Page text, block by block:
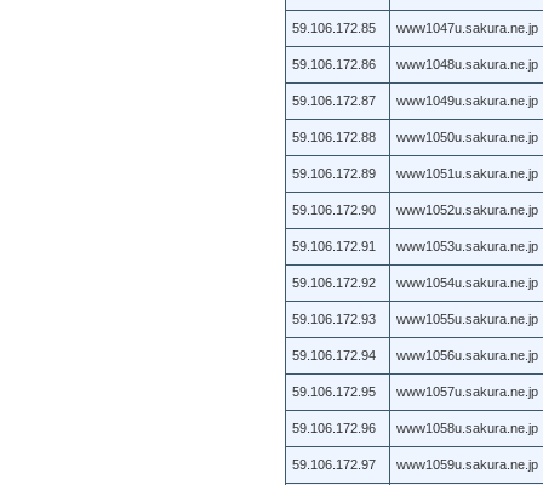
59.106.172.85 www1047u.sakura.ne.jp
59.106.172.86 www1048u.sakura.ne.jp
59.106.172.87 www1049u.sakura.ne.jp
59.106.172.88 www1050u.sakura.ne.jp
59.106.172.89 www1051u.sakura.ne.jp
59.106.172.90 www1052u.sakura.ne.jp
59.106.172.91 www1053u.sakura.ne.jp
59.106.172.92 www1054u.sakura.ne.jp
59.106.172.93 www1055u.sakura.ne.jp
59.106.172.94 www1056u.sakura.ne.jp
59.106.172.95 www1057u.sakura.ne.jp
59.106.172.96 www1058u.sakura.ne.jp
59.106.172.97 www1059u.sakura.ne.jp